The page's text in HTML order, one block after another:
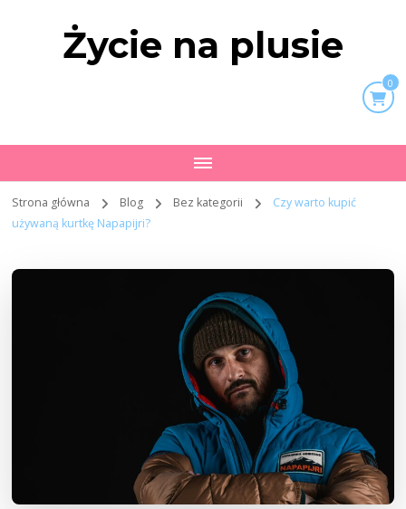
Życie na plusie
0
Strona główna Blog Bez kategorii
Czy warto kupić
używaną kurtkę Napapijri?